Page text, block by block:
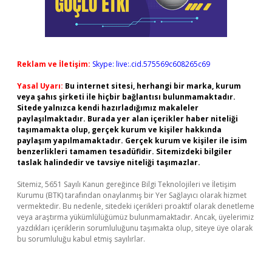
Reklam ve İletişim: Skype: live:.cid.575569c608265c69
Yasal Uyarı: Bu internet sitesi, herhangi bir marka, kurum
veya şahıs şirketi ile hiçbir bağlantısı bulunmamaktadır.
Sitede yalnızca kendi hazırladığımız makaleler
paylaşılmaktadır. Burada yer alan içerikler haber niteliği
taşımamakta olup, gerçek kurum ve kişiler hakkında
paylaşım yapılmamaktadır. Gerçek kurum ve kişiler ile isim
benzerlikleri tamamen tesadüfidir. Sitemizdeki bilgiler
taslak halindedir ve tavsiye niteliği taşımazlar.
Sitemiz, 5651 Sayılı Kanun gereğince Bilgi Teknolojileri ve İletişim
Kurumu (BTK) tarafından onaylanmış bir Yer Sağlayıcı olarak hizmet
vermektedir. Bu nedenle, sitedeki içerikleri proaktif olarak denetleme
veya araştırma yükümlülüğümüz bulunmamaktadır. Ancak, üyelerimiz
yazdıkları içeriklerin sorumluluğunu taşımakta olup, siteye üye olarak
bu sorumluluğu kabul etmiş sayılırlar.